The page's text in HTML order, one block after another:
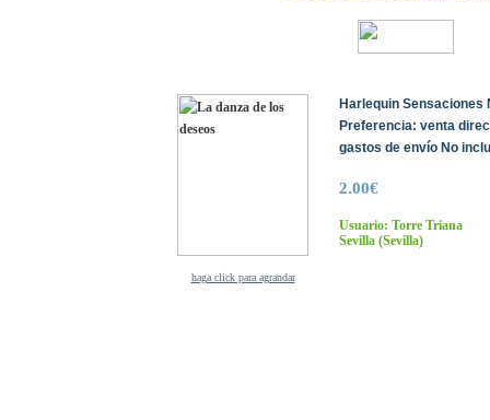
haga click para agrandar
Harlequin Sensaciones
Preferencia: venta
gastos de envío No
2.00€
Usuario: Torre Triana
Sevilla (Sevilla)